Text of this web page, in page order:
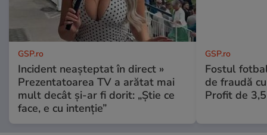
GSP.ro
Incident neașteptat în direct »
Prezentatoarea TV a arătat mai
mult decât și-ar fi dorit: „Știe ce
face, e cu intenție”
GSP.ro
Fostul
de fraudă
Profit de